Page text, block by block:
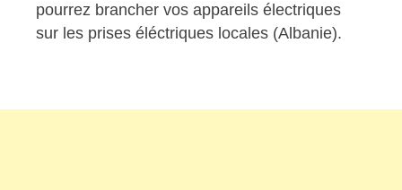
pourrez brancher vos appareils électriques
sur les prises éléctriques locales (Albanie).